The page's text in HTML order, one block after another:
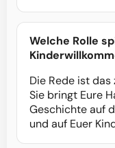
Welche Rolle
Die Rede ist
Sie bringt Eure
Geschichte auf
und auf Euer